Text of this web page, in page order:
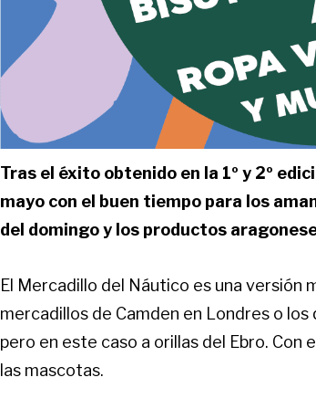
Tras el éxito obtenido en la 1º y 2º
mayo con el buen tiempo para los
del domingo y los productos
El Mercadillo del Náutico es una versión
mercadillos de Camden en Londres o
pero en este caso a orillas del Ebro.
las mascotas.